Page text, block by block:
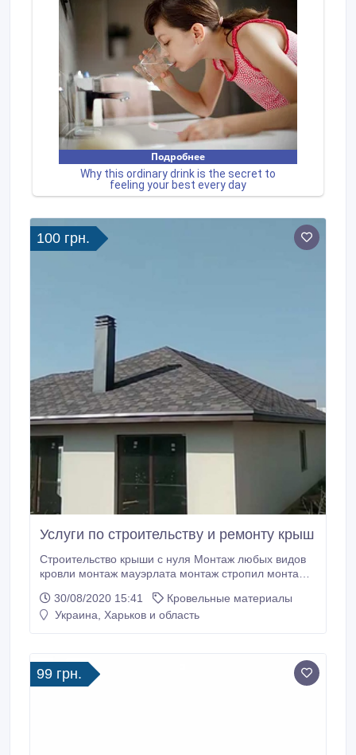
100 грн.
Услуги по строительству и ремонту крыш
Строительство крыши с нуля Монтаж любых видов
кровли монтаж мауэрлата монтаж стропил монтаж
монтаж гидробаръера монтаж обрешетки или ОСБ
плиты обустройство ендов укладка кровельного
Харьков и область Дополнительная информация на
сайте krisha.
30/08/2020 15:41
Кровельные материалы
Украина, Харьков и область
99 грн.